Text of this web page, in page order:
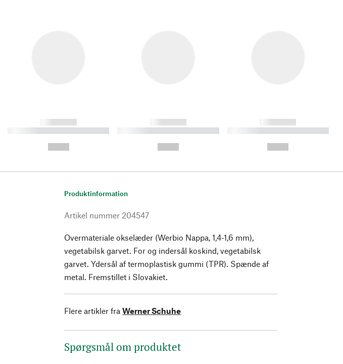
------------
----------- ----------- ----------
------------
----------- ----------- ----------
------------
----------- ----------- ----------
Produktinformation
Artikel nummer 204547
Overmateriale okselæder (Werbio Nappa, 1,4-1,6 mm),
vegetabilsk garvet. For og indersål koskind, vegetabilsk
garvet. Ydersål af termoplastisk gummi (TPR). Spænde af
metal. Fremstillet i Slovakiet.
Flere artikler fra Werner Schuhe
Spørgsmål om produktet